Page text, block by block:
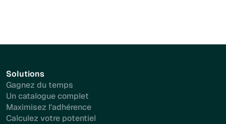
Solutions
Gagnez du temps
Un catalogue complet
Maximisez l'adhérence
Calculez votre potentiel